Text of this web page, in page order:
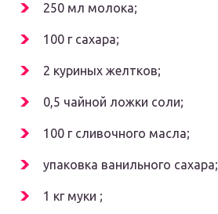
250 мл молока;
100 г сахара;
2 куриных желтков;
0,5 чайной ложки соли;
100 г сливочного масла;
упаковка ванильного сахара;
1 кг муки ;